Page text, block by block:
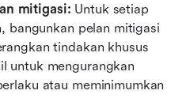
mitigasi: Untuk setiap
bangunkan pelan mitigasi
tindakan khusus
untuk mengurangkan
atau meminimumkan